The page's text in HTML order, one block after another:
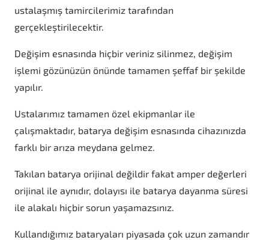
ustalaşmış tamircilerimiz tarafından
gerçekleştirilecektir.
Değişim esnasında hiçbir veriniz silinmez, değişim
işlemi gözünüzün önünde tamamen şeffaf bir şekilde
yapılır.
Ustalarımız tamamen özel ekipmanlar ile
çalışmaktadır, batarya değişim esnasında cihazınızda
farklı bir arıza meydana gelmez.
Takılan batarya orijinal değildir fakat amper değerleri
orijinal ile aynıdır, dolayısı ile batarya dayanma süresi
ile alakalı hiçbir sorun yaşamazsınız.
Kullandığımız bataryaları piyasada çok uzun zamandır